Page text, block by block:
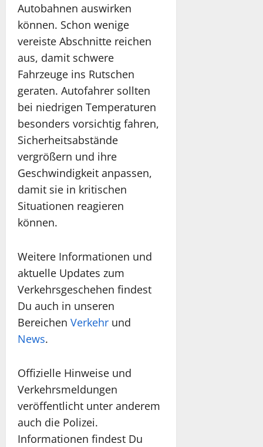
Autobahnen auswirken
können. Schon wenige
vereiste Abschnitte reichen
aus, damit schwere
Fahrzeuge ins Rutschen
geraten. Autofahrer sollten
bei niedrigen Temperaturen
besonders vorsichtig fahren,
Sicherheitsabstände
vergrößern und ihre
Geschwindigkeit anpassen,
damit sie in kritischen
Situationen reagieren
können.
Weitere Informationen und
aktuelle Updates zum
Verkehrsgeschehen findest
Du auch in unseren
Bereichen Verkehr und
News.
Offizielle Hinweise und
Verkehrsmeldungen
veröffentlicht unter anderem
auch die Polizei.
Informationen findest Du